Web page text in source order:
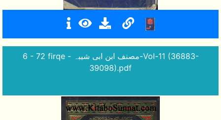
6 - 72 firqe - مصنف ابن ابی شیبہ-Vol-11 (36883-
39098).pdf